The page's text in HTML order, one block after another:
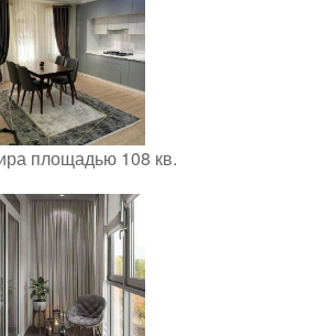
площадью 108 кв.